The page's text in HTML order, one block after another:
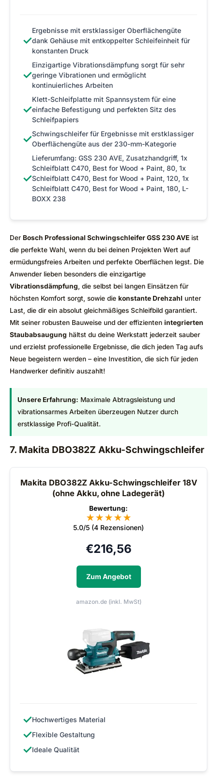
✓
Ergebnisse mit erstklassiger Oberflächengüte
dank Gehäuse mit entkoppelter Schleifeinheit für
konstanten Druck
✓
Einzigartige Vibrationsdämpfung sorgt für sehr
geringe Vibrationen und ermöglicht
kontinuierliches Arbeiten
✓
Klett-Schleifplatte mit Spannsystem für eine
einfache Befestigung und perfekten Sitz des
Schleifpapiers
✓Schwingschleifer für Ergebnisse mit erstklassiger
Oberflächengüte aus der 230-mm-Kategorie
✓
Lieferumfang: GSS 230 AVE, Zusatzhandgriff, 1x
Schleifblatt C470, Best for Wood + Paint, 80, 1x
Schleifblatt C470, Best for Wood + Paint, 120, 1x
Schleifblatt C470, Best for Wood + Paint, 180, L-
BOXX 238
Der Bosch Professional Schwingschleifer GSS 230 AVE ist
die perfekte Wahl, wenn du bei deinen Projekten Wert auf
ermüdungsfreies Arbeiten und perfekte Oberflächen legst. Die
Anwender lieben besonders die einzigartige
Vibrationsdämpfung , die selbst bei langen Einsätzen für
höchsten Komfort sorgt, sowie die konstante Drehzahl unter
Last, die dir ein absolut gleichmäßiges Schleifbild garantiert.
Mit seiner robusten Bauweise und der effizienten integrierten
Staubabsaugung hältst du deine Werkstatt jederzeit sauber
und erzielst professionelle Ergebnisse, die dich jeden Tag aufs
Neue begeistern werden – eine Investition, die sich für jeden
Handwerker definitiv auszahlt!
Unsere Erfahrung: Maximale Abtragsleistung und
vibrationsarmes Arbeiten überzeugen Nutzer durch
erstklassige Profi-Qualität.
7. Makita DBO382Z Akku-Schwingschleifer
Makita DBO382Z Akku-Schwingschleifer 18V
(ohne Akku, ohne Ladegerät)
Bewertung:
★★★★★
5.0/5 (4 Rezensionen)
€216,56
Zum Angebot
amazon.de (inkl. MwSt)
✓Hochwertiges Material
✓Flexible Gestaltung
✓Ideale Qualität